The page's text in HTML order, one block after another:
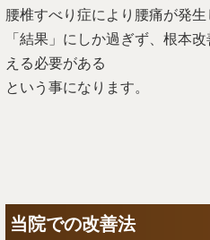
腰椎すべり症により腰痛が発
「結果」にしか過ぎず、根本
える必要がある
という事になります。
当院での改善法